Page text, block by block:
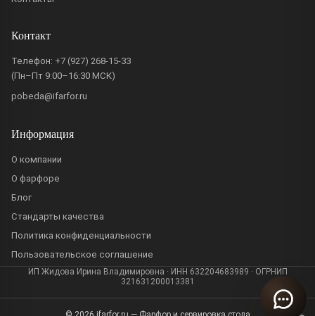
Контакт
Телефон: +7 (927) 268-15-33
(Пн–Пт 9:00–16:30 МСК)
pobeda@ifarfor.ru
Информация
О компании
О фарфоре
Блог
Стандарты качества
Политика конфиденциальности
Пользовательское соглашение
ИП Жидова Ирина Владимировна · ИНН 632204683989 · ОГРНИП
321631200013381